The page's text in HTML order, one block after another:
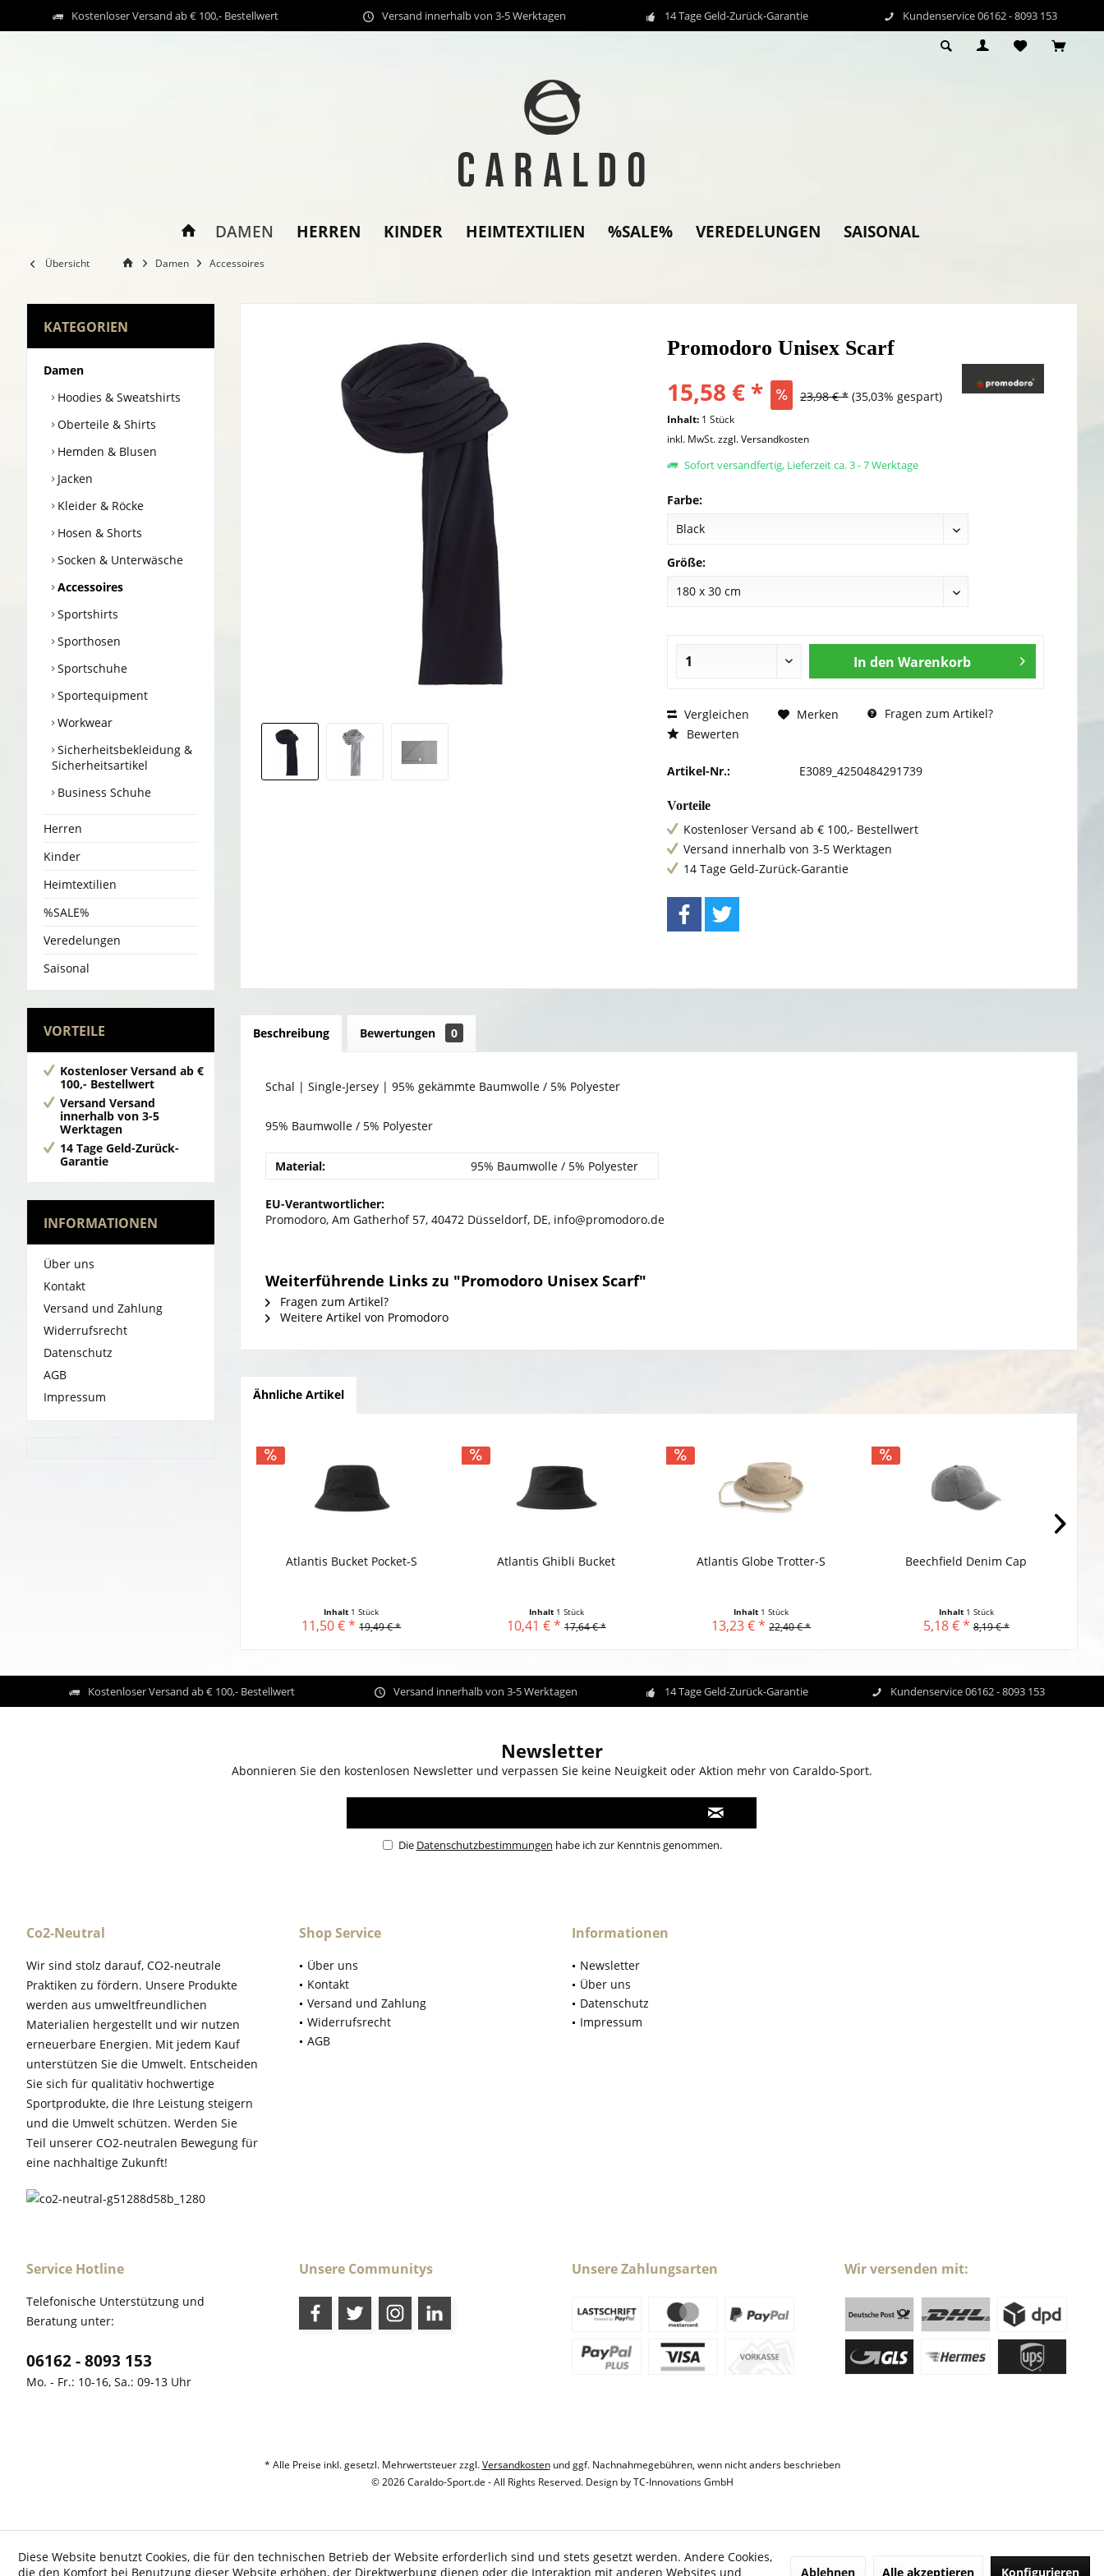
Kostenloser Versand ab € 100,- Bestellwert Versand innerhalb von 3-5 Werktagen 14 Tage Geld-Zurück-Garantie Kundenservice 06162 - 8093 153
DAMEN HERREN KINDER HEIMTEXTILIEN %SALE% VEREDELUNGEN SAISONAL
Übersicht Damen Accessoires
KATEGORIEN
Damen
Hoodies & Sweatshirts
Oberteile & Shirts
Hemden & Blusen
Jacken
Kleider & Röcke
Hosen & Shorts
Socken & Unterwäsche
Accessoires
Sportshirts
Sporthosen
Sportschuhe
Sportequipment
Workwear
Sicherheitsbekleidung &
Sicherheitsartikel
Business Schuhe
Herren
Kinder
Heimtextilien
%SALE%
Veredelungen
Saisonal
VORTEILE
Kostenloser Versand ab €
100,- Bestellwert
Versand Versand
innerhalb von 3-5
Werktagen
14 Tage Geld-Zurück-
Garantie
INFORMATIONEN
Über uns
Kontakt
Versand und Zahlung
Widerrufsrecht
Datenschutz
AGB
Impressum
Promodoro Unisex Scarf
15,58 € * 23,98 € * (35,03% gespart)
Inhalt: 1 Stück
inkl. MwSt.zzgl. Versandkosten
Sofort versandfertig, Lieferzeit ca. 3 - 7 Werktage
Farbe:
Größe:
In den Warenkorb
Vergleichen Merken
Fragen zum Artikel?
Bewerten
Artikel-Nr.: E3089_4250484291739
Vorteile
Kostenloser Versand ab € 100,- Bestellwert
Versand innerhalb von 3-5 Werktagen
14 Tage Geld-Zurück-Garantie
Beschreibung Bewertungen 0
Schal | Single-Jersey | 95% gekämmte Baumwolle / 5% Polyester
95% Baumwolle / 5% Polyester
Material: 95% Baumwolle / 5% Polyester
EU-Verantwortlicher:
Promodoro, Am Gatherhof 57, 40472 Düsseldorf, DE, info@promodoro.de
Weiterführende Links zu "Promodoro Unisex Scarf"
Fragen zum Artikel?
Weitere Artikel von Promodoro
Ähnliche Artikel
Atlantis Bucket Pocket-S
Inhalt 1 Stück
11,50 € * 19,49 € *
Atlantis Ghibli Bucket
Inhalt 1 Stück
10,41 € * 17,64 € *
Atlantis Globe Trotter-S
Inhalt 1 Stück
13,23 € * 22,40 € *
Beechfield Denim Cap
Inhalt 1 Stück
5,18 € * 8,19 € *
Kostenloser Versand ab € 100,- Bestellwert Versand innerhalb von 3-5 Werktagen 14 Tage Geld-Zurück-Garantie Kundenservice 06162 - 8093 153
Newsletter
Abonnieren Sie den kostenlosen Newsletter und verpassen Sie keine Neuigkeit oder Aktion mehr von Caraldo-Sport.
Die Datenschutzbestimmungen habe ich zur Kenntnis genommen.
Co2-Neutral
Wir sind stolz darauf, CO2-neutrale
Praktiken zu fördern. Unsere Produkte
werden aus umweltfreundlichen
Materialien hergestellt und wir nutzen
erneuerbare Energien. Mit jedem Kauf
unterstützen Sie die Umwelt. Entscheiden
Sie sich für qualitätiv hochwertige
Sportprodukte, die Ihre Leistung steigern
und die Umwelt schützen. Werden Sie
Teil unserer CO2-neutralen Bewegung für
eine nachhaltige Zukunft!
Shop Service
Über uns
Kontakt
Versand und Zahlung
Widerrufsrecht
AGB
Informationen
Newsletter
Über uns
Datenschutz
Impressum
Service Hotline
Telefonische Unterstützung und
Beratung unter:
06162 - 8093 153
Mo. - Fr.: 10-16, Sa.: 09-13 Uhr
Unsere Communitys Unsere Zahlungsarten Wir versenden mit:
* Alle Preise inkl. gesetzl. Mehrwertsteuer zzgl.Versandkostenund ggf. Nachnahmegebühren, wenn nicht anders beschrieben
© 2026 Caraldo-Sport.de - All Rights Reserved. Design byTC-Innovations GmbH
Diese Website benutzt Cookies, die für den technischen Betrieb der Website erforderlich sind und stets gesetzt werden. Andere Cookies,
die den Komfort bei Benutzung dieser Website erhöhen, der Direktwerbung dienen oder die Interaktion mit anderen Websites und
Ablehnen Alle akzeptieren Konfigurieren